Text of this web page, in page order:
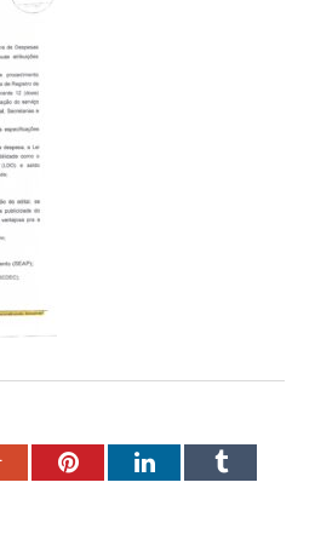
Google+PinterestLinkedInTumblr